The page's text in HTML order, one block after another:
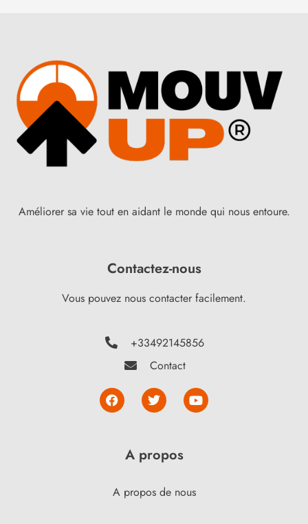
Améliorer sa vie tout en aidant le monde qui nous entoure.
Contactez-nous
Vous pouvez nous contacter facilement.
+33492145856
Contact
A propos
A propos de nous